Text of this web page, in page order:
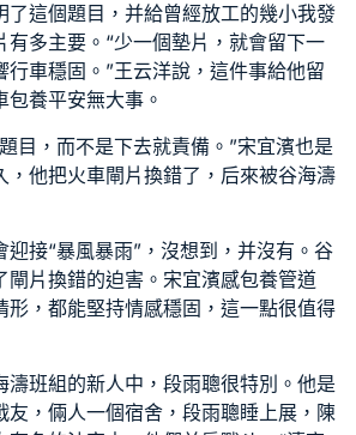
了這個題目，并給曾經放工的幾小我發
有多主要。“少一個墊片，就會留下一
行車穩固。”王云洋說，這件事給他留
包養平安無大事。
目，而不是下去就責備。”宋宜濱也是
，他把火車閘片換錯了，后來被谷海濤
迎接“暴風暴雨”，沒想到，并沒有。谷
閘片換錯的迫害。宋宜濱感包養管道
形，都能堅持情感穩固，這一點很值得
濤班組的新人中，段雨聰很特別。他是
友，倆人一個宿舍，段雨聰睡上展，陳